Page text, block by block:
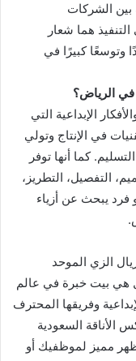
بين الشركات
هما شعار
وتوسعًا كبيرًا في
في الرياض؟
الإبداعية التي
في الإنتاج وتولي
كما أنها توفر
التفصيل، التطريز،
فرد يبحث عن أزياء
الزي الموحد
هي بيت خبرة في عالم
وفريقها المحترف
الأناقة السعودية
مميز لموظفيك أو